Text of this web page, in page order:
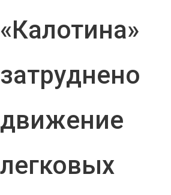
«Калотина»
затруднено
движение
легковых